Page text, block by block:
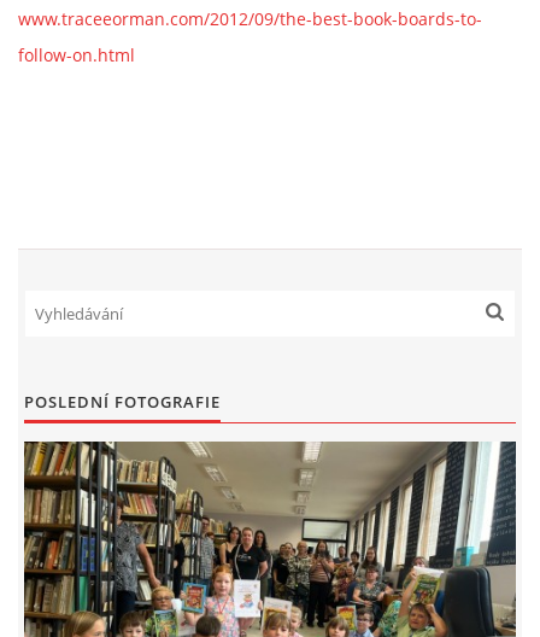
www.traceeorman.com/2012/09/the-best-book-boards-to-
follow-on.html
POSLEDNÍ FOTOGRAFIE